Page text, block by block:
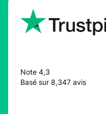
Note 4,3
Basé sur 8,347 avis